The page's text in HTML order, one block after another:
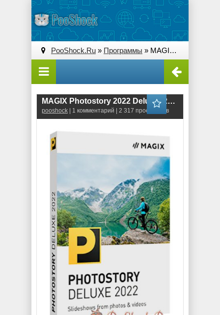
PooShock.Ru » Программы » MAGIX Photostory 2022 Deluxe (21.0.1.96)
MAGIX Photostory 2022 Deluxe (21.0.1.96)
pooshock | 1 комментарий | 2 317 просмотров